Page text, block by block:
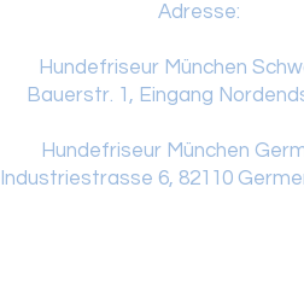
Adresse:
Hundefriseur München
Bauerstr. 1, Eingang
Hundefriseur München
Industriestrasse 6, 82110